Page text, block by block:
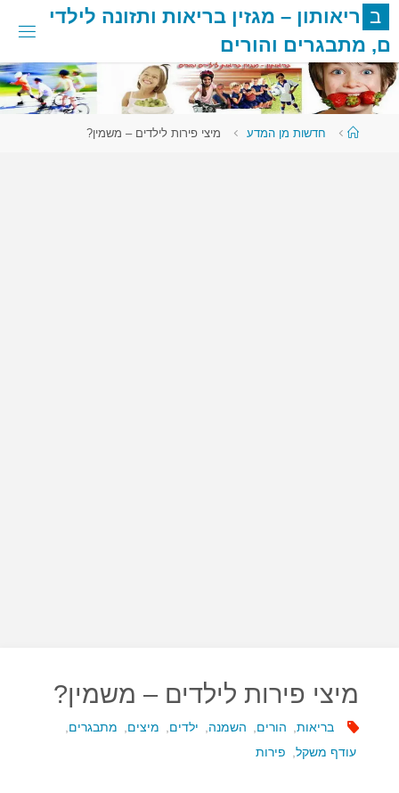
דלגו
לתוכן
ב ריאותון – מגזין בריאות ותזונה לילדי
ם, מתבגרים והורים
עמודחדשות מן המדע מיצי פירות לילדים – משמין?
מיצי פירות לילדים – משמין?
בריאות הורים השמנה ילדים מיצים מתבגרים
עודף משקל, פירות